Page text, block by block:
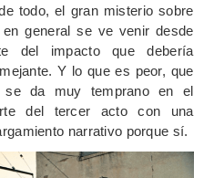
todo, el gran misterio sobre
general se ve venir desde
del impacto que debería
Y lo que es peor, que
se da muy temprano en el
del tercer acto con una
narrativo porque sí.